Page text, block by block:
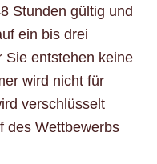
Stunden gültig und
ein bis drei
Sie entstehen keine
wird nicht für
verschlüsselt
des Wettbewerbs